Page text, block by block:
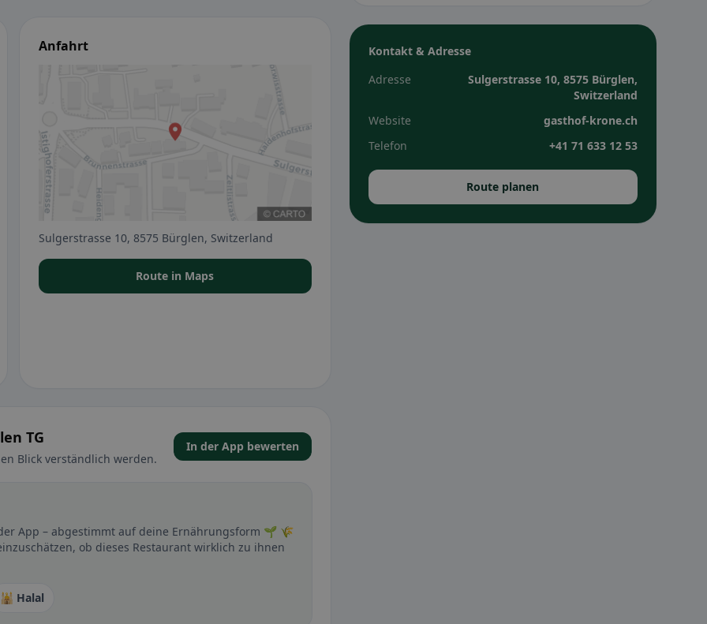
Anfahrt
Sulgerstrasse 10, 8575 Bürglen, Switzerland
Route in Maps
TG
Blick verständlich werden.
In der App bewerten
App – abgestimmt auf deine Ernährungsform 🌱 🌾
ob dieses Restaurant wirklich zu ihnen
🕌 Halal
Kontakt & Adresse
Adresse
Sulgerstrasse 10, 8575 Bürglen,
Switzerland
Website
gasthof-krone.ch
Telefon
+41 71 633 12 53
Route planen